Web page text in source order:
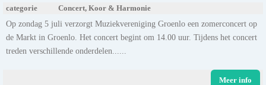
categorie Concert, Koor & Harmonie
Op zondag 5 juli verzorgt Muziekvereniging Groenlo een zomerconcert op
de Markt in Groenlo. Het concert begint om 14.00 uur. Tijdens het concert
treden verschillende onderdelen......
Meer info